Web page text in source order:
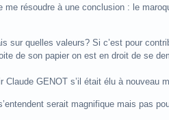
me résoudre à une conclusion : le
sur quelles valeurs? Si c’est pour
de son papier on est en droit de se
GENOT s’il était élu à nouveau
serait magnifique mais pas